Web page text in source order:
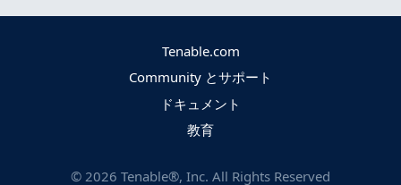
Tenable.com
Community とサポート
ドキュメント
教育
© 2026 Tenable®, Inc. All Rights Reserved